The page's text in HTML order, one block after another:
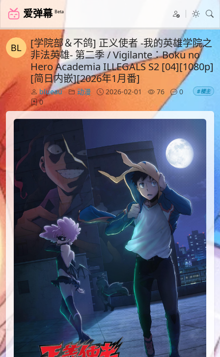
爱弹幕 Beta
[学院部＆不鸽] 正义使者 -我的英雄学院之
非法英雄- 第二季 / Vigilante：Boku no
Hero Academia ILLEGALS S2 [04][1080p]
[简日内嵌][2026年1月番]
blueau 动漫 2026-02-01 76
0
0
#楼主